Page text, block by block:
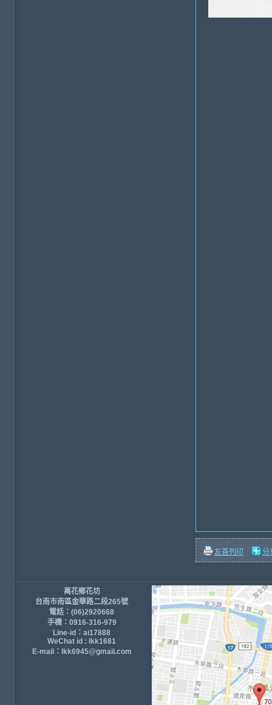
友善列印 分
萬花鄉花坊
台南市南區金華路二段265號
電話：(06)2920668
手機：0916-316-979
Line-id：ai17888
WeChat id : lkk1681
E-mail：lkk6945@gmail.com